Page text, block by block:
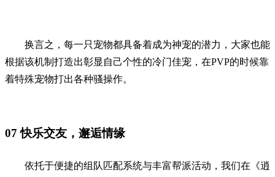
换言之，每一只宠物都具备着成为神宠的潜力，大家也能
根据该机制打造出彰显自己个性的冷门佳宠，在PVP的时候靠
着特殊宠物打出各种骚操作。
07快乐交友，邂逅情缘
依托于便捷的组队匹配系统与丰富帮派活动，我们在《逍